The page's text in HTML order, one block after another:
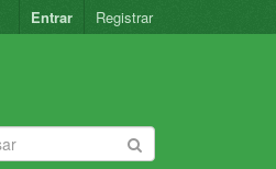
Entrar Registrar